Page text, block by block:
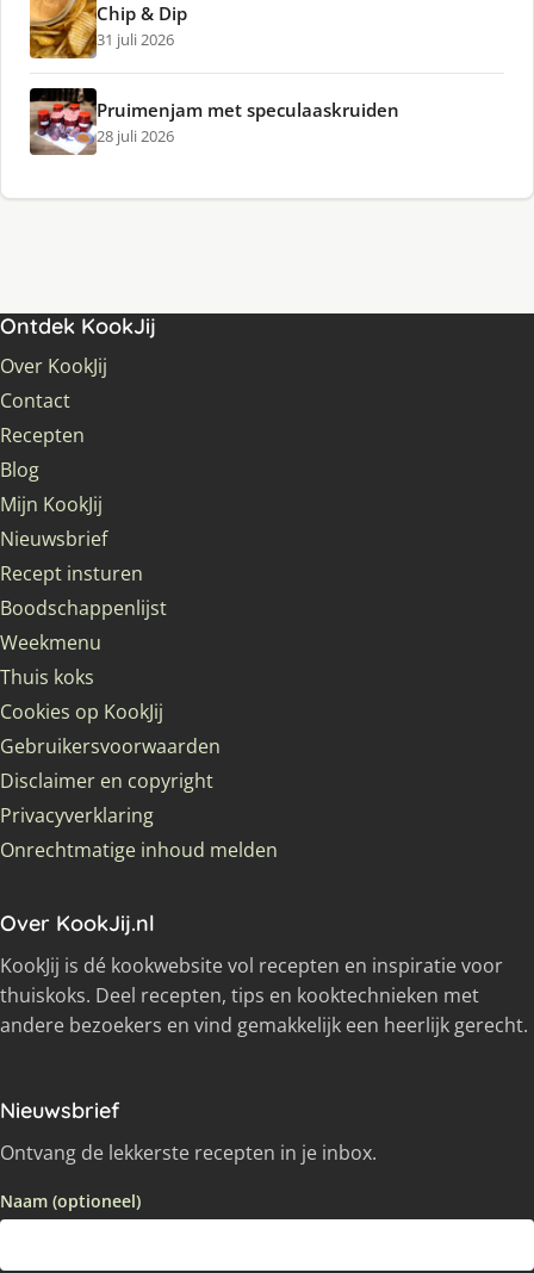
Chip & Dip
31 juli 2026
Pruimenjam met speculaaskruiden
28 juli 2026
Ontdek KookJij
Over KookJij
Contact
Recepten
Blog
Mijn KookJij
Nieuwsbrief
Recept insturen
Boodschappenlijst
Weekmenu
Thuis koks
Cookies op KookJij
Gebruikersvoorwaarden
Disclaimer en copyright
Privacyverklaring
Onrechtmatige inhoud melden
Over KookJij.nl
KookJij is dé kookwebsite vol recepten en inspiratie voor
thuiskoks. Deel recepten, tips en kooktechnieken met
andere bezoekers en vind gemakkelijk een heerlijk gerecht.
Nieuwsbrief
Ontvang de lekkerste recepten in je inbox.
Naam (optioneel)